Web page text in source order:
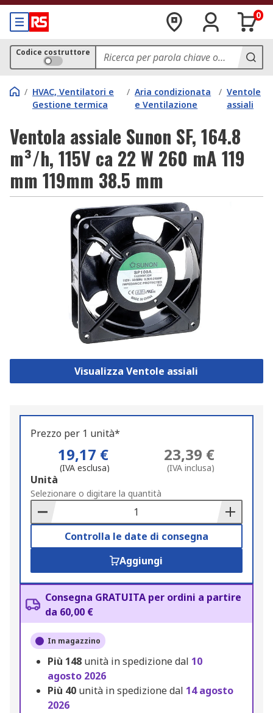
0
Codice costruttore
/ HVAC, Ventilatori e
Gestione termica
/ Aria condizionata
e Ventilazione
/ Ventole
assiali
Ventola assiale Sunon SF, 164.8
m³/h, 115V ca 22 W 260 mA 119
mm 119mm 38.5 mm
Visualizza Ventole assiali
Prezzo per 1 unità*
19,17 €
(IVA esclusa)
23,39 €
(IVA inclusa)
Add
to
Basket
Unità
Selezionare o digitare la quantità
Controlla le date di consegna
Aggiungi
Consegna GRATUITA per ordini a partire
da 60,00 €
In magazzino
Più 148 unità in spedizione dal 10
agosto 2026
Più 40 unità in spedizione dal 14 agosto
2026